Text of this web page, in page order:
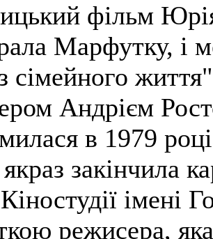
фільм
Марфутку, і
сімейного
Андрієм
в 1979
закінчила
імені
режисера,